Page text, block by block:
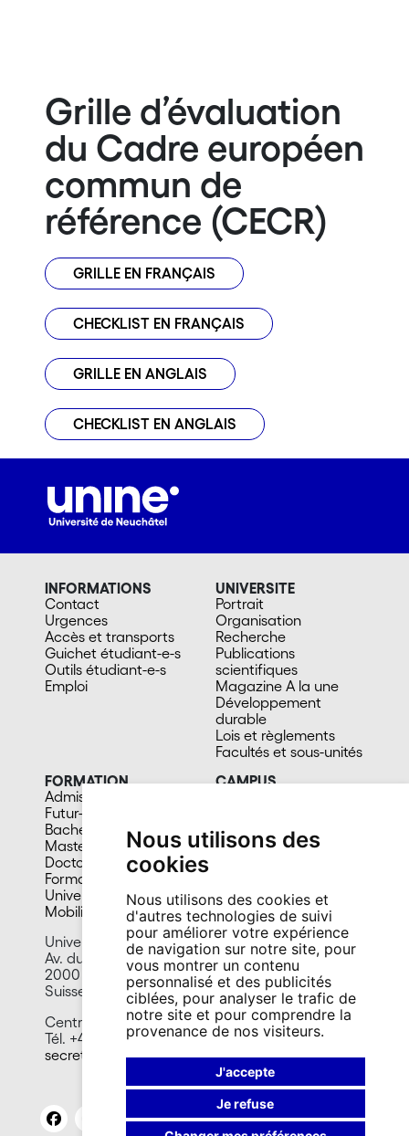
Nous utilisons des
cookies
Nous utilisons des cookies et
d'autres technologies de suivi
pour améliorer votre expérience
de navigation sur notre site, pour
vous montrer un contenu
personnalisé et des publicités
ciblées, pour analyser le trafic de
notre site et pour comprendre la
provenance de nos visiteurs.
J'accepte
Je refuse
Grille d’évaluation
du Cadre européen
commun de
référence (CECR)
GRILLE EN FRANÇAIS
CHECKLIST EN FRANÇAIS
GRILLE EN ANGLAIS
CHECKLIST EN ANGLAIS
INFORMATIONS
Contact
Urgences
Accès et transports
Guichet étudiant-e-s
Outils étudiant-e-s
Emploi
UNIVERSITE
Portrait
Organisation
Recherche
Publications
scientifiques
Magazine A la une
Développement
durable
Lois et règlements
Facultés et sous-unités
FORMATION
Admission
Futur-e étudiant-e
Bachelors
Masters
Doctorat
Formation continue
Université du 3e âge
Mobilité
CAMPUS
Sports
Santé
Université de Neuchâtel
Av. du 1er-Mars 26
2000 Neuchâtel
Suisse
Centre de langues
Tél. +41 32 718 11 06
secretariat.cdl@unine.ch